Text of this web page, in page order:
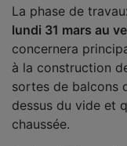
La phase de
lundi 31 mars au
concernera
à la construction
sortes de balcons
dessus du vide et
chaussée.